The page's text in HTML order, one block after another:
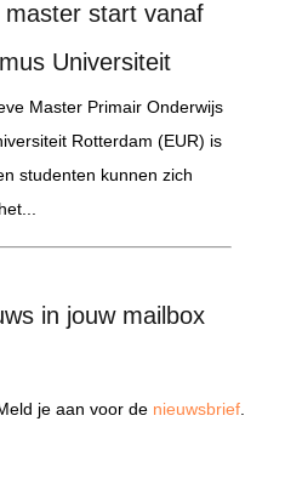
master start vanaf
Universiteit
Master Primair Onderwijs
Rotterdam (EUR) is
studenten kunnen zich
in jouw mailbox
je aan voor de nieuwsbrief